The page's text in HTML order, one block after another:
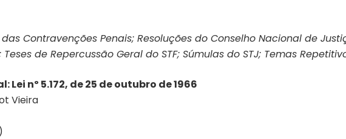
Contravenções Penais; Resoluções do Conselho Nacional de
de Repercussão Geral do STF; Súmulas do STJ; Temas
nº 5.172, de 25 de outubro de 1966
Vieira